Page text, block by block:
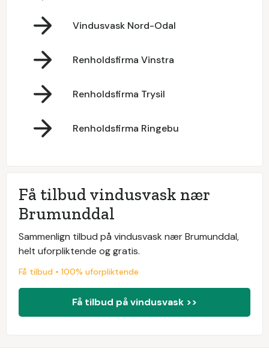
Vindusvask Nord-Odal
Renholdsfirma Vinstra
Renholdsfirma Trysil
Renholdsfirma Ringebu
Få tilbud vindusvask nær
Brumunddal
Sammenlign tilbud på vindusvask nær Brumunddal,
helt uforpliktende og gratis.
Få tilbud • 100% uforpliktende
Få tilbud på vindusvask >>